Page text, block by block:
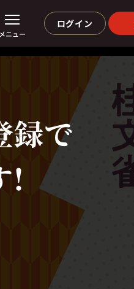
メニュー
ログイン
録で
!